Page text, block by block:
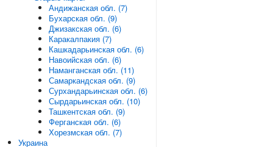
Андижанская обл. (7)
Бухарская обл. (9)
Джизакская обл. (6)
Каракалпакия (7)
Кашкадарьинская обл. (6)
Навоийская обл. (6)
Наманганская обл. (11)
Самаркандская обл. (9)
Сурхандарьинская обл. (6)
Сырдарьинская обл. (10)
Ташкентская обл. (9)
Ферганская обл. (6)
Хорезмская обл. (7)
Украина